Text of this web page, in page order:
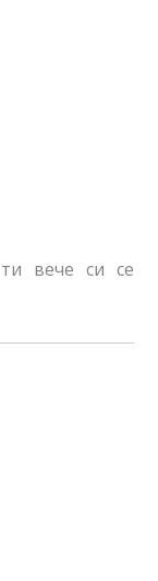
вече си се